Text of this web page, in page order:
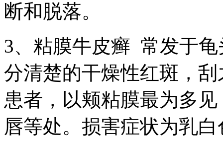
断和脱落。
3、粘膜牛皮癣 常发于
分清楚的干燥性红斑，
患者，以颊粘膜最为多
唇等处。损害症状为乳